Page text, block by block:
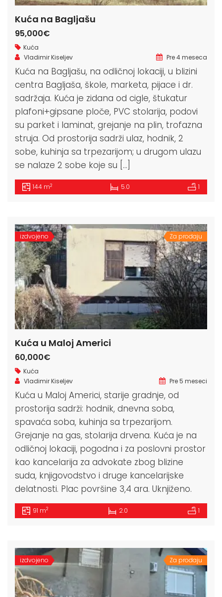
Kuća na Bagljašu
95,000€
Kuća
Vladimir Kiseljev
Pre 4 meseca
Kuća na Bagljašu, na odličnoj lokaciji, u blizini
centra Bagljaša, škole, marketa, pijace i dr.
sadržaja. Kuća je zidana od cigle, štukatur
plafoni+gipsane ploče, PVC stolarija, podovi
su parket i laminat, grejanje na plin, trofazna
struja. Od prostorija sadrži ulaz, hodnik, 2
sobe, kuhinja sa trpezarijom; u drugom ulazu
se nalaze 2 sobe koje su […]
144 m2 5.0 1
izdvojeno Za prodaju
Kuća u Maloj Americi
60,000€
Kuća
Vladimir Kiseljev
Pre 5 meseci
Kuća u Maloj Americi, starije gradnje, od
prostorija sadrži: hodnik, dnevna soba,
spavaća soba, kuhinja sa trpezarijom.
Grejanje na gas, stolarija drvena. Kuća je na
odličnoj lokaciji, pogodna i za poslovni prostor
kao kancelarija za advokate zbog blizine
suda, knjigovodstvo i druge kancelarijske
delatnosti. Plac površine 3,4 ara. Uknjiženo.
91 m2 2.0 1
izdvojeno Za prodaju